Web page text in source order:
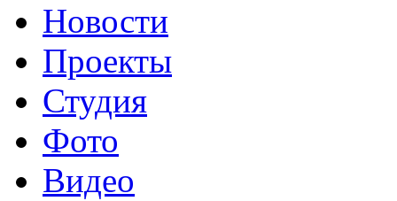
Новости
Проекты
Студия
Фото
Видео